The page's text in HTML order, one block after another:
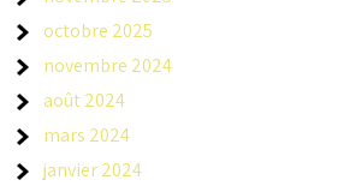
octobre 2025
novembre 2024
août 2024
mars 2024
janvier 2024